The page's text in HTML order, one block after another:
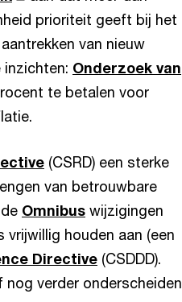
prioriteit geeft bij het
van nieuw
Onderzoek van
te betalen voor
(CSRD) een sterke
van betrouwbare
Omnibus wijzigingen
houden aan (een
Directive (CSDDD).
verder onderscheiden